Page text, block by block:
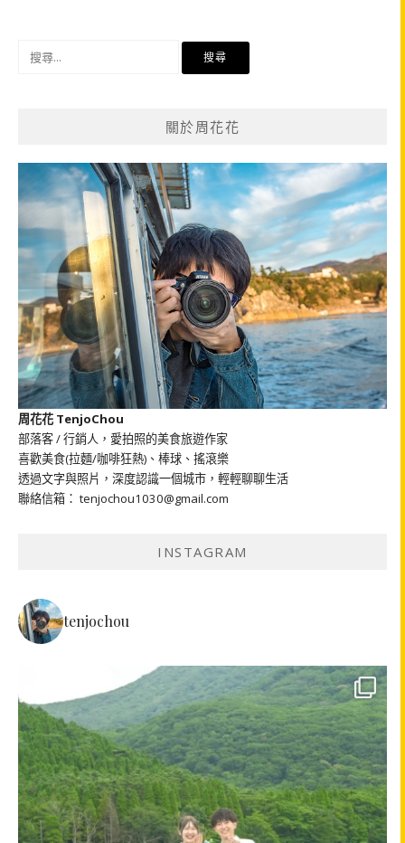
關於周花花
周花花 TenjoChou
部落客 / 行銷人，愛拍照的美食旅遊作家
喜歡美食(拉麵/咖啡狂熱)、棒球、搖滾樂
透過文字與照片，深度認識一個城市，輕輕聊聊生活
聯絡信箱： tenjochou1030@gmail.com
INSTAGRAM
tenjochou